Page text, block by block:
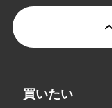
買いたい